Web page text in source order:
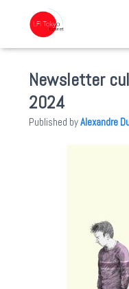
Newsletter
2024
Published byAlexandre